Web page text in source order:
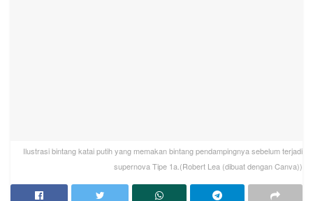
Ilustrasi bintang katai putih yang memakan bintang pendampingnya sebelum terjadi
supernova Tipe 1a.(Robert Lea (dibuat dengan Canva))